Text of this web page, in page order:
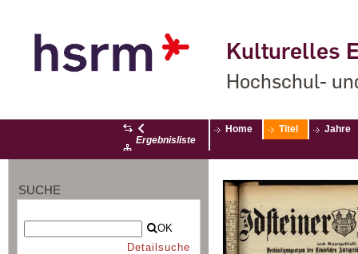
Kulturelles
Hochschul-
Ergebnisliste
Home Titel Jahre
SUCHE
OK
Detailsuche